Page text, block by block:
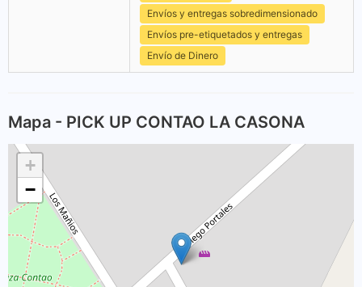
Envíos y entregas sobredimensionado
Envíos pre-etiquetados y entregas
Envío de Dinero
Mapa - PICK UP CONTAO LA CASONA
+
−